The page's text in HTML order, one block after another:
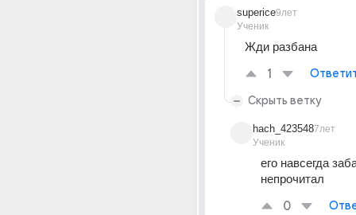
superice
Ученик
9лет
Жди разбана
1
Скрыть ветку
hach_423548
Ученик
7лет
его навсегда
непрочитал
0